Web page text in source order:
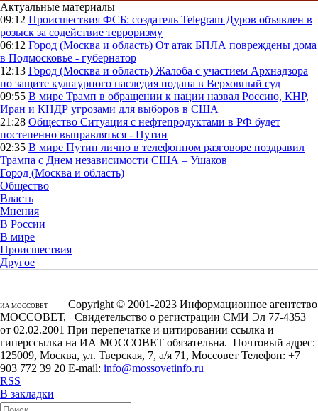
Актуальные материалы
09:12 Происшествия ФСБ: создатель Telegram Дуров объявлен в
розыск за содействие терроризму
06:12 Город (Москва и область) От атак БПЛА повреждены дома
в Подмосковье - губернатор
12:13 Город (Москва и область) Жалоба с участием Архнадзора
по защите культурного наследия подана в Верховный суд
09:55 В мире Трамп в обращении к нации назвал Россию, КНР,
Иран и КНДР угрозами для выборов в США
21:28 Общество Ситуация с нефтепродуктами в РФ будет
постепенно выправляться - Путин
02:35 В мире Путин лично в телефонном разговоре поздравил
Трампа с Днем независимости США – Ушаков
Город (Москва и область)
Общество
Власть
Мнения
В России
В мире
Происшествия
Другое
ИА МОССОВЕТ
Copyright © 2001-2023 Информационное агентство
МОССОВЕТ, Свидетельство о регистрации СМИ Эл 77-4353
от 02.02.2001 При перепечатке и цитировании ссылка и
гиперссылка на ИА МОССОВЕТ обязательна. Почтовый адрес:
125009, Москва, ул. Тверская, 7, а/я 71, Моссовет Телефон: +7
903 772 39 20 E-mail: info@mossovetinfo.ru
RSS
В закладки